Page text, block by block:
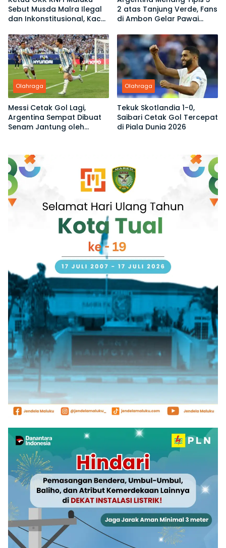
Sebut Musda Malra Ilegal
dan Inkonstitusional, Kace
Ketua
2 atas Tanjung Verde, Fans
di Ambon Gelar Pawai
Olahraga
Messi Cetak Gol Lagi,
Argentina Sempat Dibuat
Senam Jantung oleh
Olahraga
Tekuk Skotlandia 1-0,
Saibari Cetak Gol Tercepat
di Piala Dunia 2026